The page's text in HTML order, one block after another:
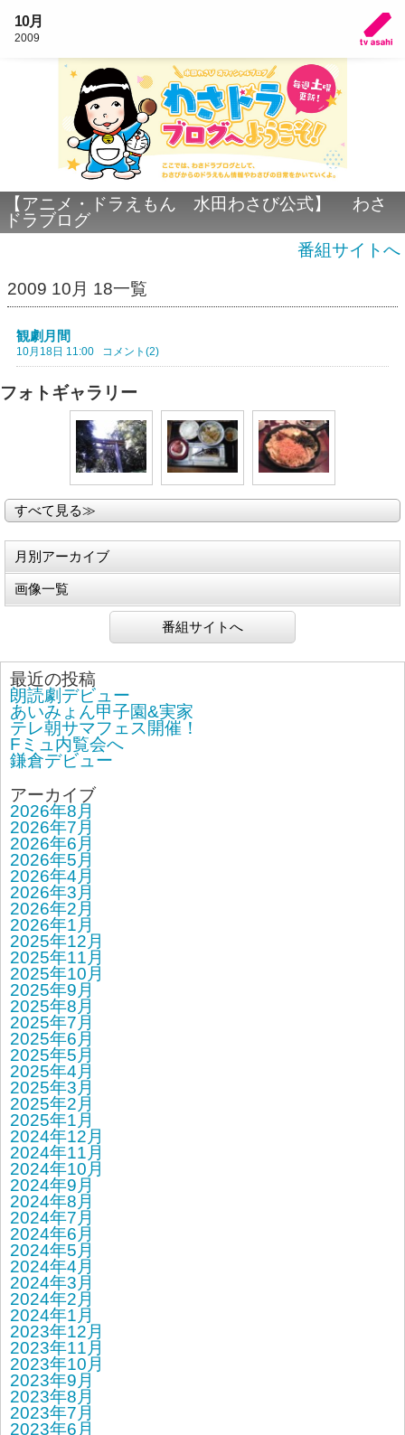
10月
2009
【アニメ・ドラえもん 水田わさび公式】 わさ
ドラブログ
番組サイトへ
2009 10月 18一覧
観劇月間
10月18日 11:00 コメント(2)
フォトギャラリー
すべて見る≫
月別アーカイブ
画像一覧
番組サイトへ
最近の投稿
朗読劇デビュー
あいみょん甲子園&実家
テレ朝サマフェス開催！
Fミュ内覧会へ
鎌倉デビュー
アーカイブ
2026年8月
2026年7月
2026年6月
2026年5月
2026年4月
2026年3月
2026年2月
2026年1月
2025年12月
2025年11月
2025年10月
2025年9月
2025年8月
2025年7月
2025年6月
2025年5月
2025年4月
2025年3月
2025年2月
2025年1月
2024年12月
2024年11月
2024年10月
2024年9月
2024年8月
2024年7月
2024年6月
2024年5月
2024年4月
2024年3月
2024年2月
2024年1月
2023年12月
2023年11月
2023年10月
2023年9月
2023年8月
2023年7月
2023年6月